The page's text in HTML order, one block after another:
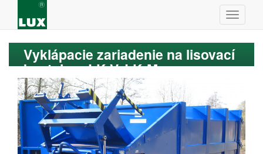
Vyklápacie zariadenie na lisovací
kontajner LK-V, LK-M